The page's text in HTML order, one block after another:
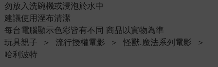
勿放入洗碗機或浸泡於水中
建議使用溼布清潔
每台電腦顯示色彩皆有不同 商品以實物為準
玩具親子
＞ 流行授權電影 ＞ 怪獸.魔法系列電影
＞
哈利波特